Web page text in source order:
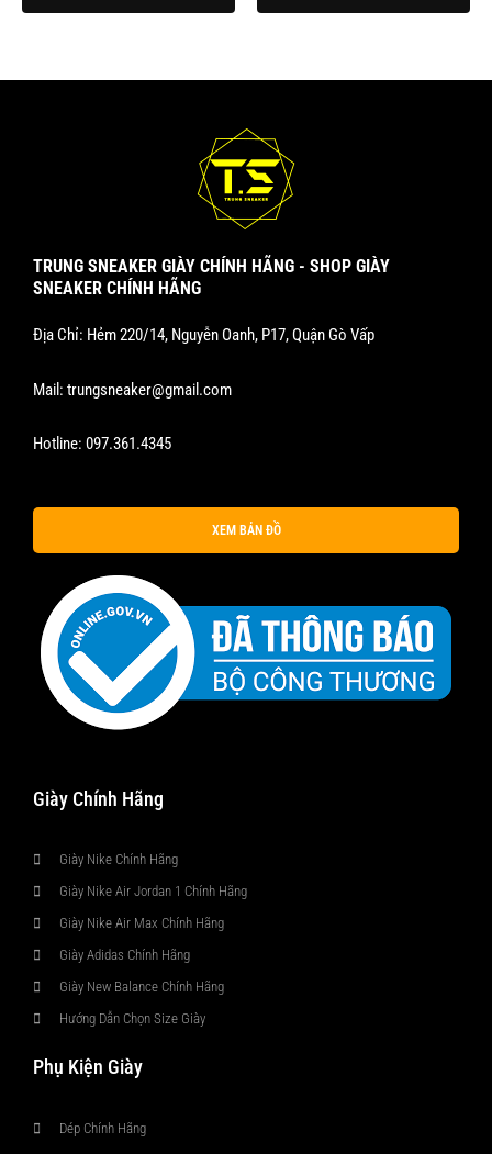
phẩm
TRUNG SNEAKER GIÀY CHÍNH HÃNG - SHOP GIÀY
SNEAKER CHÍNH HÃNG
Địa Chỉ: Hẻm 220/14, Nguyễn Oanh, P17, Quận Gò Vấp
Mail: trungsneaker@gmail.com
Hotline: 097.361.4345
XEM BẢN ĐỒ
Giày Chính Hãng
Giày Nike Chính Hãng
Giày Nike Air Jordan 1 Chính Hãng
Giày Nike Air Max Chính Hãng
Giày Adidas Chính Hãng
Giày New Balance Chính Hãng
Hướng Dẫn Chọn Size Giày
Phụ Kiện Giày
Dép Chính Hãng